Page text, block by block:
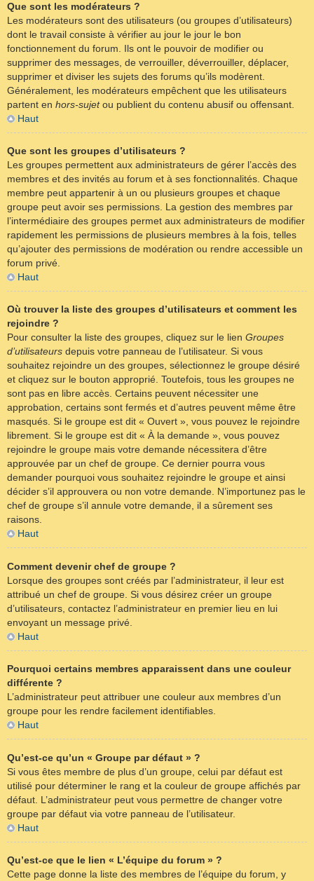
Que sont les modérateurs ?
Les modérateurs sont des utilisateurs (ou groupes d’utilisateurs)
dont le travail consiste à vérifier au jour le jour le bon
fonctionnement du forum. Ils ont le pouvoir de modifier ou
supprimer des messages, de verrouiller, déverrouiller, déplacer,
supprimer et diviser les sujets des forums qu’ils modèrent.
Généralement, les modérateurs empêchent que les utilisateurs
partent en hors-sujetou publient du contenu abusif ou offensant.
Haut
Que sont les groupes d’utilisateurs ?
Les groupes permettent aux administrateurs de gérer l’accès des
membres et des invités au forum et à ses fonctionnalités. Chaque
membre peut appartenir à un ou plusieurs groupes et chaque
groupe peut avoir ses permissions. La gestion des membres par
l’intermédiaire des groupes permet aux administrateurs de modifier
rapidement les permissions de plusieurs membres à la fois, telles
qu’ajouter des permissions de modération ou rendre accessible un
forum privé.
Haut
Où trouver la liste des groupes d’utilisateurs et comment les
rejoindre ?
Pour consulter la liste des groupes, cliquez sur le lien Groupes
d’utilisateurs depuis votre panneau de l’utilisateur. Si vous
souhaitez rejoindre un des groupes, sélectionnez le groupe désiré
et cliquez sur le bouton approprié. Toutefois, tous les groupes ne
sont pas en libre accès. Certains peuvent nécessiter une
approbation, certains sont fermés et d’autres peuvent même être
masqués. Si le groupe est dit « Ouvert », vous pouvez le rejoindre
librement. Si le groupe est dit « À la demande », vous pouvez
rejoindre le groupe mais votre demande nécessitera d’être
approuvée par un chef de groupe. Ce dernier pourra vous
demander pourquoi vous souhaitez rejoindre le groupe et ainsi
décider s’il approuvera ou non votre demande. N’importunez pas le
chef de groupe s’il annule votre demande, il a sûrement ses
raisons.
Haut
Comment devenir chef de groupe ?
Lorsque des groupes sont créés par l’administrateur, il leur est
attribué un chef de groupe. Si vous désirez créer un groupe
d’utilisateurs, contactez l’administrateur en premier lieu en lui
envoyant un message privé.
Haut
Pourquoi certains membres apparaissent dans une couleur
différente ?
L’administrateur peut attribuer une couleur aux membres d’un
groupe pour les rendre facilement identifiables.
Haut
Qu’est-ce qu’un « Groupe par défaut » ?
Si vous êtes membre de plus d’un groupe, celui par défaut est
utilisé pour déterminer le rang et la couleur de groupe affichés par
défaut. L’administrateur peut vous permettre de changer votre
groupe par défaut via votre panneau de l’utilisateur.
Haut
Qu’est-ce que le lien « L’équipe du forum » ?
Cette page donne la liste des membres de l’équipe du forum, y